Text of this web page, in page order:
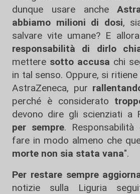
dunque usare anche
abbiamo milioni di dosi,
salvare vite umane? E
responsabilità di dirlo
mettere sotto accusa chi
in tal senso. Oppure, si
AstraZeneca, pur
perché è considerato
devono dire gli scienziati a
per sempre.
fare in modo almeno che
morte non sia stata vana".
Per restare sempre
notizie sulla Liguria